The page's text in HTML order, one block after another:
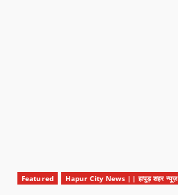
Featured Hapur City News || हापुड़ शहर न्यूज़